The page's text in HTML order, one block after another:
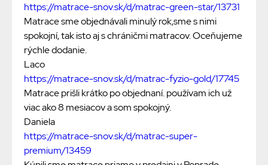
https://matrace-snov.sk/d/matrac-green-star/13731
Matrace sme objednávali minulý rok,sme s nimi
spokojní, tak isto aj s chráničmi matracov. Oceňujeme
rýchle dodanie.
Laco
https://matrace-snov.sk/d/matrac-fyzio-gold/17745
Matrace prišli krátko po objednaní. používam ich už
viac ako 8 mesiacov a som spokojný.
Daniela
https://matrace-snov.sk/d/matrac-super-
premium/13459